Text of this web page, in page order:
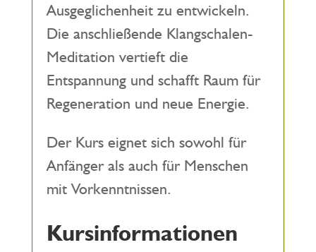
Ausgeglichenheit zu entwickeln.
Die anschließende Klangschalen-
Meditation vertieft die
Entspannung und schafft Raum für
Regeneration und neue Energie.
Der Kurs eignet sich sowohl für
Anfänger als auch für Menschen
mit Vorkenntnissen.
Kursinformationen